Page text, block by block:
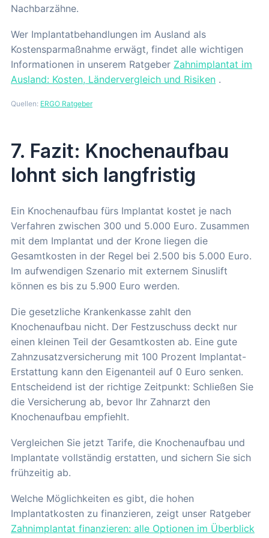
Nachbarzähne.
Wer Implantatbehandlungen im Ausland als
Kostensparmaßnahme erwägt, findet alle wichtigen
Informationen in unserem Ratgeber Zahnimplantat im
Ausland: Kosten, Ländervergleich und Risiken .
Quellen: ERGO Ratgeber
7. Fazit: Knochenaufbau
lohnt sich langfristig
Ein Knochenaufbau fürs Implantat kostet je nach
Verfahren zwischen 300 und 5.000 Euro. Zusammen
mit dem Implantat und der Krone liegen die
Gesamtkosten in der Regel bei 2.500 bis 5.000 Euro.
Im aufwendigen Szenario mit externem Sinuslift
können es bis zu 5.900 Euro werden.
Die gesetzliche Krankenkasse zahlt den
Knochenaufbau nicht. Der Festzuschuss deckt nur
einen kleinen Teil der Gesamtkosten ab. Eine gute
Zahnzusatzversicherung mit 100 Prozent Implantat-
Erstattung kann den Eigenanteil auf 0 Euro senken.
Entscheidend ist der richtige Zeitpunkt: Schließen Sie
die Versicherung ab, bevor Ihr Zahnarzt den
Knochenaufbau empfiehlt.
Vergleichen Sie jetzt Tarife, die Knochenaufbau und
Implantate vollständig erstatten, und sichern Sie sich
frühzeitig ab.
Welche Möglichkeiten es gibt, die hohen
Implantatkosten zu finanzieren, zeigt unser Ratgeber
Zahnimplantat finanzieren: alle Optionen im Überblick